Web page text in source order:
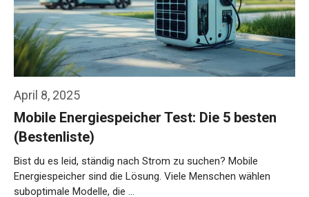
April 8, 2025
Mobile Energiespeicher Test: Die 5 besten
(Bestenliste)
Bist du es leid, ständig nach Strom zu suchen? Mobile
Energiespeicher sind die Lösung. Viele Menschen wählen
suboptimale Modelle, die …